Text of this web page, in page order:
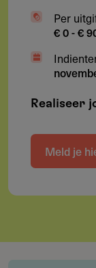
Per
€ 0 - €
Realiseer
Meld je